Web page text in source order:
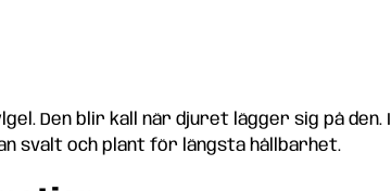
Den blir kall när djuret lägger sig på
svalt och plant för längsta hållbarhet.